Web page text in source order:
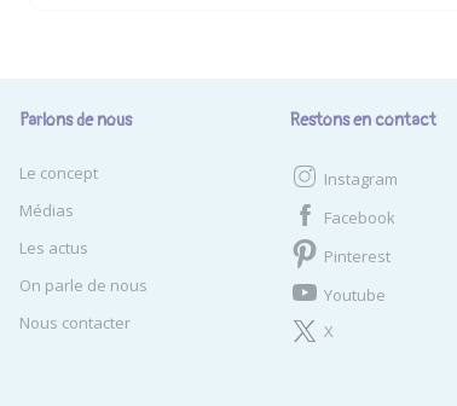
Parlons de nous
Le concept
Médias
Les actus
On parle de nous
Nous contacter
Restons en contact
Instagram
Facebook
Pinterest
Youtube
X